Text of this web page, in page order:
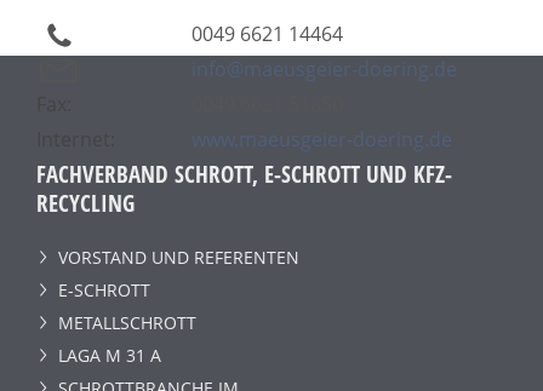
0049 6621 14464
info@maeusgeier-doering.de
www.maeusgeier-doering.de
FACHVERBAND SCHROTT, E-SCHROTT UND KFZ-
RECYCLING
VORSTAND UND REFERENTEN
E-SCHROTT
METALLSCHROTT
LAGA M 31 A